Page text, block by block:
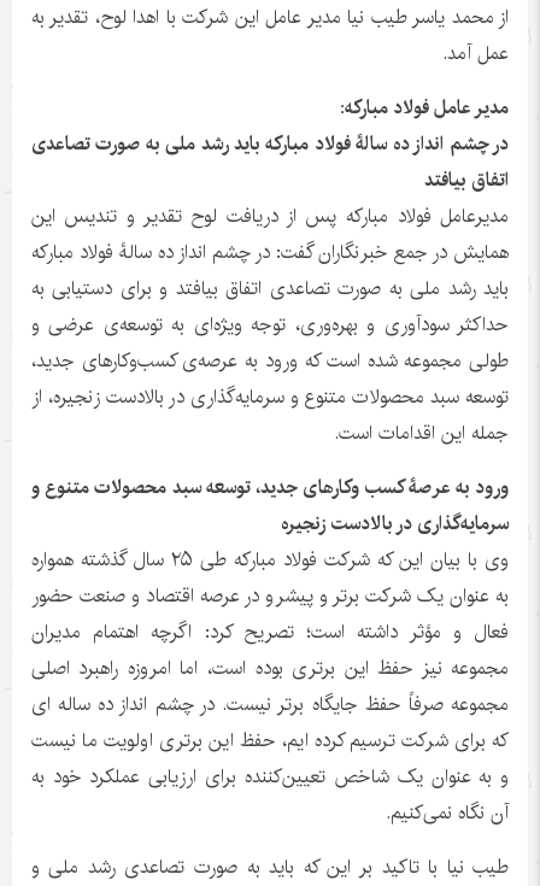
از محمد یاسر طیب نیا مدیر عامل این شرکت با اهدا لوح، تقدیر به
عمل آمد.
مدیر عامل فولاد مبارکه:
در چشم انداز ده سالۀ فولاد مبارکه باید رشد ملی به صورت تصاعدی
اتفاق بیافتد
مدیرعامل فولاد مبارکه پس از دریافت لوح تقدیر و تندیس این
همایش در جمع خبرنگاران گفت: در چشم انداز ده سالۀ فولاد مبارکه
باید رشد ملی به صورت تصاعدی اتفاق بیافتد و برای دستیابی به
حداکثر سودآوری و بهره‌وری، توجه ویژه‌ای به توسعه‌ی عرضی و
طولی مجموعه شده است که ورود به عرصه‌ی کسب‌وکارهای جدید،
توسعه سبد محصولات متنوع و سرمایه‌گذاری در بالادست زنجیره، از
جمله این اقدامات است.
ورود به عرصۀ کسب ‌وکارهای جدید، توسعه سبد محصولات متنوع و
سرمایه‌گذاری در بالادست زنجیره
وی با بیان این که شرکت فولاد مبارکه طی ۲۵ سال گذشته همواره
به عنوان یک شرکت برتر و پیشرو در عرصه اقتصاد و صنعت حضور
فعال و مؤثر داشته است؛ تصریح کرد: اگرچه اهتمام مدیران
مجموعه نیز حفظ این برتری بوده است، اما امروزه راهبرد اصلی
مجموعه صرفاً حفظ جایگاه برتر نیست. در چشم انداز ده ساله ای
که برای شرکت ترسیم کرده ایم، حفظ این برتری اولویت ما نیست
و به عنوان یک شاخص تعیین‌کننده برای ارزیابی عملکرد خود به
آن نگاه نمی‌کنیم.
طیب نیا با تاکید بر این که باید به صورت تصاعدی رشد ملی و